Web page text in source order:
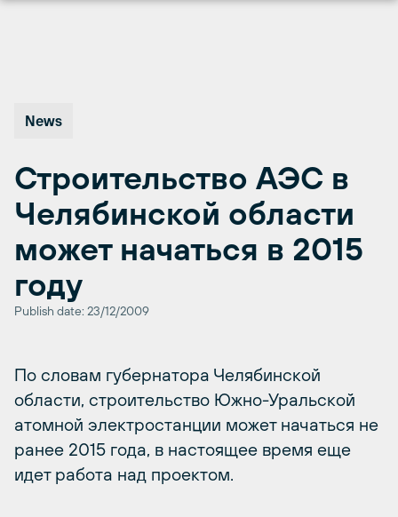
News
Строительство АЭС в
Челябинской области
может начаться в 2015
году
Publish date: 23/12/2009
По словам губернатора Челябинской
области, строительство Южно-Уральской
атомной электростанции может начаться не
ранее 2015 года, в настоящее время еще
идет работа над проектом.